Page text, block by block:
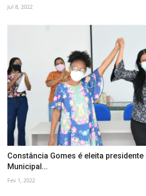
Jul 8, 2022
Constância Gomes é eleita
Municipal...
Fev 1, 2022